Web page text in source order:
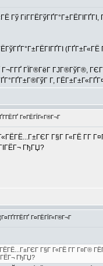
ГЇГ®ГёГ ГЈГ®ГўГ®,
Г­,
Г¤ГЁГЇГ«Г®Г¬Г
Г§Г Г«ГЁ Г­Г
ГђГЏ?
Г¤ГЁГЇГ«Г®Г¬Г
Г§Г Г«ГЁ Г­Г Г¤Г®
ГђГЏ?